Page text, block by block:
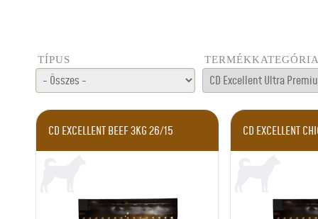
TÍPUS
CD EXCELLENT BEEF 3KG 26/15 CD EXCELLENT